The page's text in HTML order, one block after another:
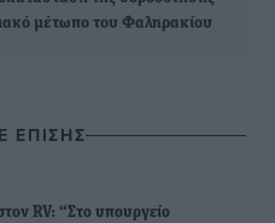
μέτωπο του Φαληρακίου
ΕΠΙΣΗΣ
RV: “Στο υπουργείο